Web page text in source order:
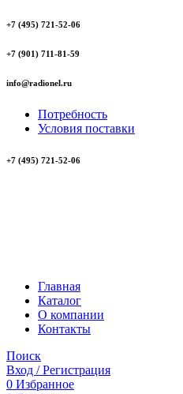
+7 (495) 721-52-06
+7 (901) 711-81-59
info@radionel.ru
Потребность
Условия поставки
+7 (495) 721-52-06
Главная
Каталог
О компании
Контакты
Поиск
Вход / Регистрация
0 Избранное